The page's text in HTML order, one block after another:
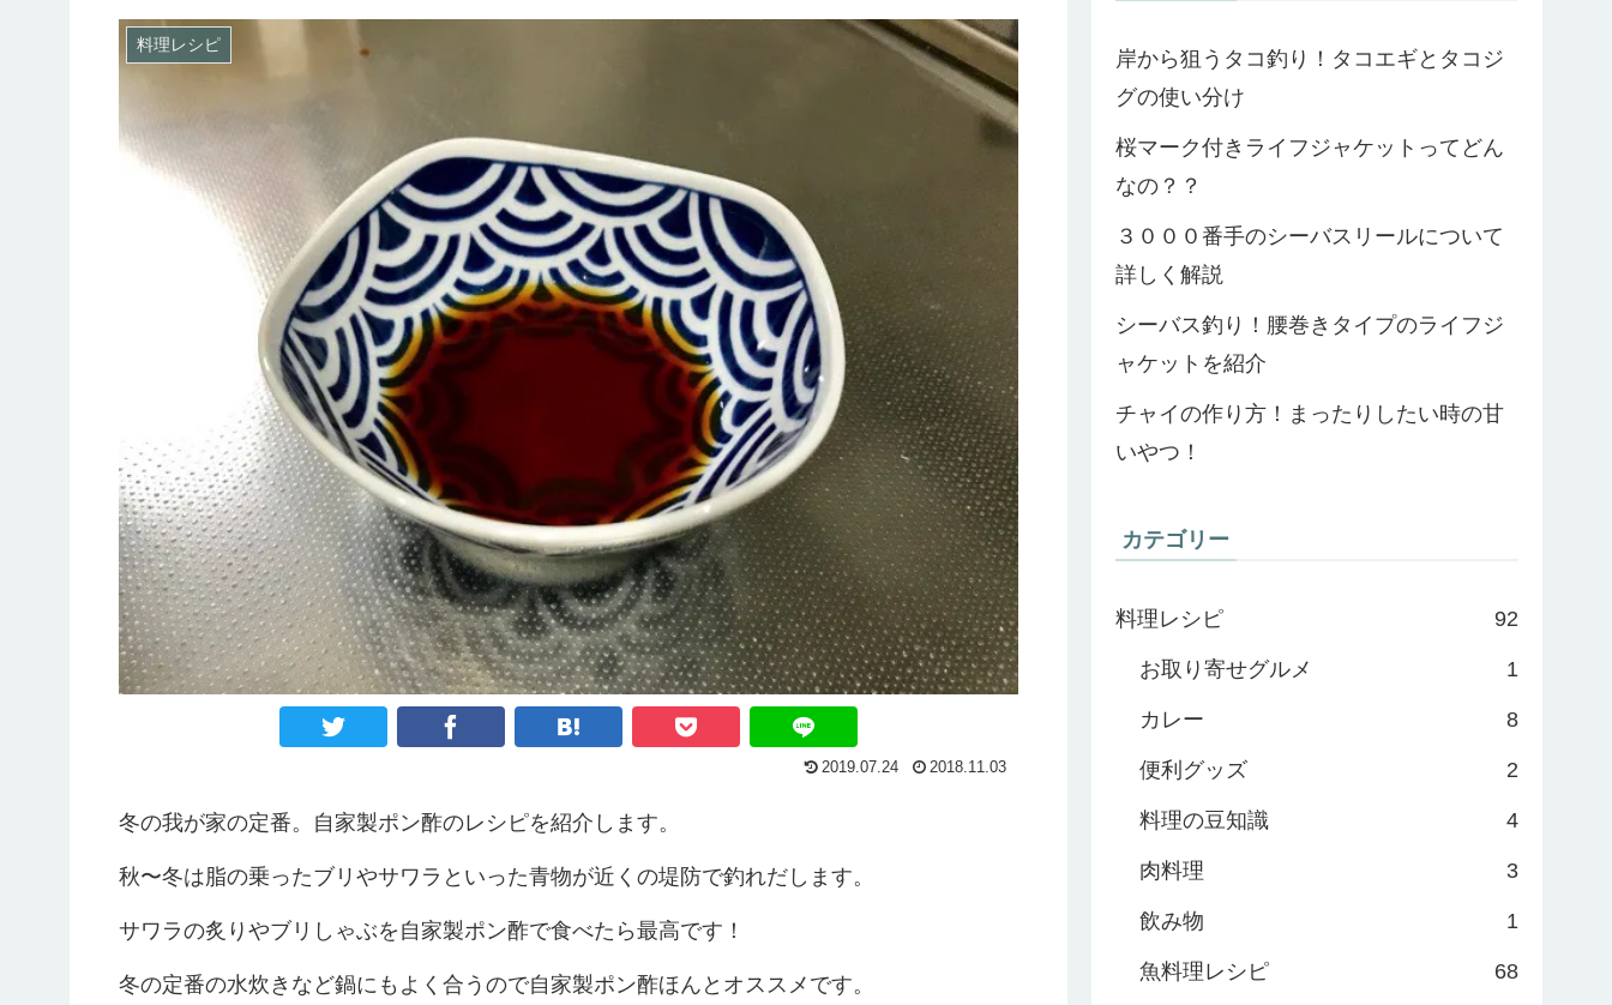
料理レシピ
2019.07.24 2018.11.03
冬の我が家の定番。自家製ポン酢のレシピを紹介します。
秋〜冬は脂の乗ったブリやサワラといった青物が近くの堤防で釣れだします。
サワラの炙りやブリしゃぶを自家製ポン酢で食べたら最高です！
冬の定番の水炊きなど鍋にもよく合うので自家製ポン酢ほんとオススメです。
岸から狙うタコ釣り！タコエギとタコジ
グの使い分け
桜マーク付きライフジャケットってどん
なの？？
３０００番手のシーバスリールについて
詳しく解説
シーバス釣り！腰巻きタイプのライフジ
ャケットを紹介
チャイの作り方！まったりしたい時の甘
いやつ！
カテゴリー
料理レシピ 92
お取り寄せグルメ 1
カレー 8
便利グッズ 2
料理の豆知識 4
肉料理 3
飲み物 1
魚料理レシピ 68